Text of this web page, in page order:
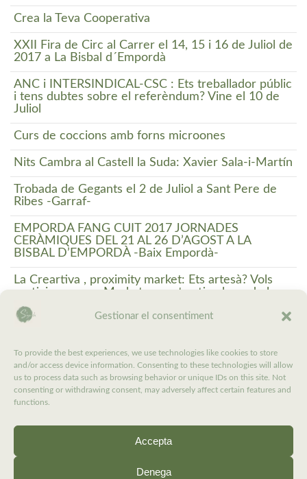
Gestionar el consentiment
To provide the best experiences, we use technologies like cookies to store
and/or access device information. Consenting to these technologies will allow
us to process data such as browsing behavior or unique IDs on this site. Not
consenting or withdrawing consent, may adversely affect certain features and
functions.
Accepta
Denega
Crea la Teva Cooperativa
XXII Fira de Circ al Carrer el 14, 15 i 16 de Juliol de
2017 a La Bisbal d´Empordà
ANC i INTERSINDICAL-CSC : Ets treballador públic
i tens dubtes sobre el referèndum? Vine el 10 de
Juliol
Curs de coccions amb forns microones
Nits Cambra al Castell la Suda: Xavier Sala-i-Martín
Trobada de Gegants el 2 de Juliol a Sant Pere de
Ribes -Garraf-
EMPORDÀ FANG CUIT 2017 JORNADES
CERÀMIQUES DEL 21 AL 26 D’AGOST A LA
BISBAL D’EMPORDÀ -Baix Empordà-
La Creartiva , proximity market: Ets artesà? Vols
participar en un Market aquest estiu al cor de la
Costa Brava?
Barcelonès-
EXPOSICIÓ DE CERÀMICA. ESTATS de Montse
Llanas, fins el 27 de Maig a El Vendrell -Baix
Penedès-